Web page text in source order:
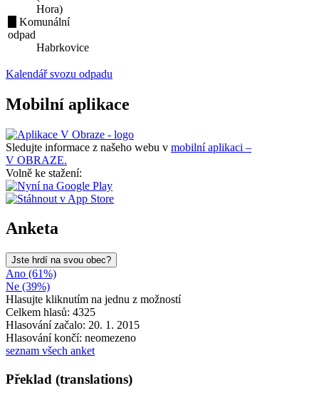
Hora)
Komunální
odpad
Habrkovice
Kalendář svozu odpadu
Mobilní aplikace
Sledujte informace z našeho webu v mobilní aplikaci –
V OBRAZE.
Volně ke stažení:
Anketa
Jste hrdí na svou obec?
Ano (61%)
Ne (39%)
Hlasujte kliknutím na jednu z možností
Celkem hlasů: 4325
Hlasování začalo: 20. 1. 2015
Hlasování končí: neomezeno
seznam všech anket
Překlad (translations)